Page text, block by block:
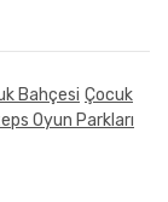
Bahçesi Çocuk
Oyun Parkları